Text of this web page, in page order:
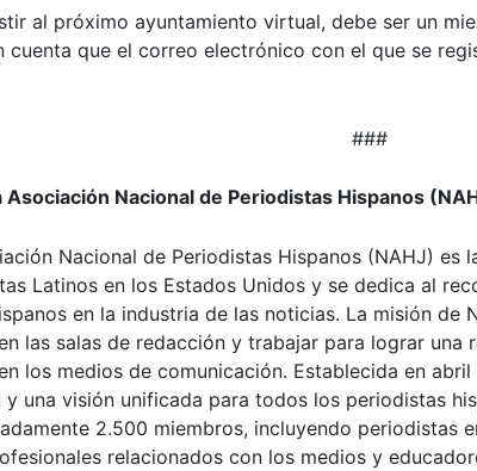
al próximo ayuntamiento virtual, debe ser un
cuenta que el correo electrónico con el que se
###
Asociación Nacional de Periodistas Hispanos
Nacional de Periodistas Hispanos (NAHJ) es
Latinos en los Estados Unidos y se dedica al
en la industria de las noticias. La misión de
las salas de redacción y trabajar para lograr una
los medios de comunicación. Establecida en
y una visión unificada para todos los periodistas
2.500 miembros, incluyendo periodistas
relacionados con los medios y